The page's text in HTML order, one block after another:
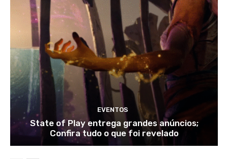
EVENTOS
State of Play entrega grandes anúncios;
Confira tudo o que foi revelado